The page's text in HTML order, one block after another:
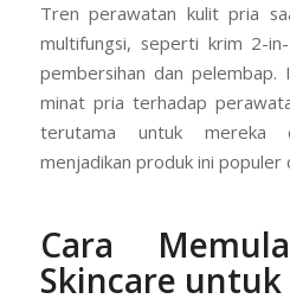
Tren perawatan kulit pria
multifungsi, seperti krim 2-
pembersihan dan pelembap.
minat pria terhadap
terutama untuk mereka
menjadikan produk ini populer
Cara
Skincare untuk